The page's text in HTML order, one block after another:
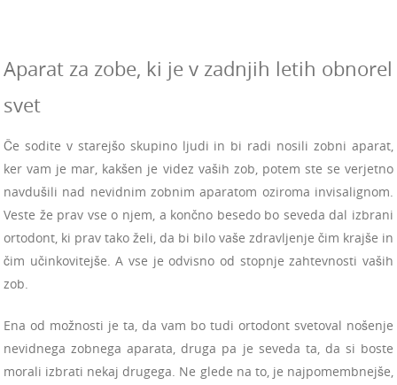
Aparat za zobe, ki je v zadnjih letih obnorel
svet
Če sodite v starejšo skupino ljudi in bi radi nosili zobni aparat,
ker vam je mar, kakšen je videz vaših zob, potem ste se verjetno
navdušili nad nevidnim zobnim aparatom oziroma invisalignom.
Veste že prav vse o njem, a končno besedo bo seveda dal izbrani
ortodont, ki prav tako želi, da bi bilo vaše zdravljenje čim krajše in
čim učinkovitejše. A vse je odvisno od stopnje zahtevnosti vaših
zob.
Ena od možnosti je ta, da vam bo tudi ortodont svetoval nošenje
nevidnega zobnega aparata, druga pa je seveda ta, da si boste
morali izbrati nekaj drugega. Ne glede na to, je najpomembnejše,